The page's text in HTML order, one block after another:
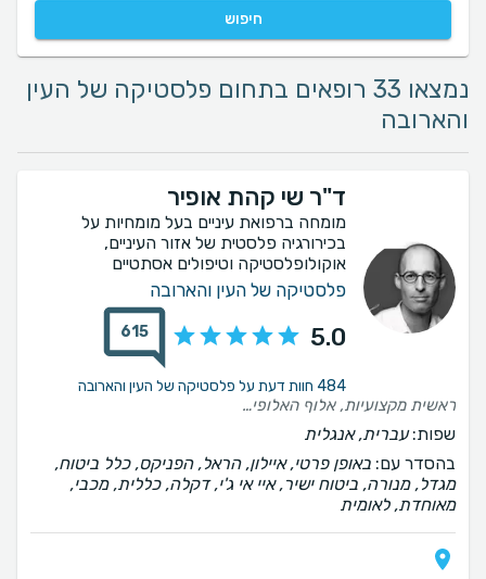
חיפוש
נמצאו 33 רופאים בתחום פלסטיקה של העין
והארובה
ד"ר שי קהת אופיר
מומחה ברפואת עיניים בעל מומחיות על
בכירורגיה פלסטית של אזור העיניים,
אוקולופלסטיקה וטיפולים אסתטיים
פלסטיקה של העין והארובה
5.0
615
484 חוות דעת על פלסטיקה של העין והארובה
ראשית מקצועיות, אלוף האלופים , יחס אדיב חם ואכפתי לאורך כל התהליך, בשיחת הייעוץ הסבר מעמיק, בהחלמה תקשורת שוטפת, במהלך הניתוח צוות עוטף ומכיל תודה לכולם אמליץ בחום….😍
שפות:עברית, אנגלית
בהסדר עם: באופן פרטי, איילון, הראל, הפניקס, כלל ביטוח,
מגדל, מנורה, ביטוח ישיר, איי אי ג'י, דקלה, כללית, מכבי,
מאוחדת, לאומית